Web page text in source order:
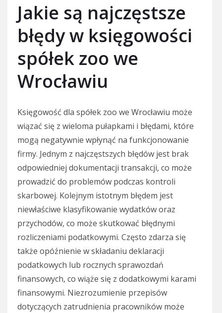
Jakie są najczęstsze
błędy w księgowości
spółek zoo we
Wrocławiu
Księgowość dla spółek zoo we Wrocławiu może
wiązać się z wieloma pułapkami i błędami, które
mogą negatywnie wpłynąć na funkcjonowanie
firmy. Jednym z najczęstszych błędów jest brak
odpowiedniej dokumentacji transakcji, co może
prowadzić do problemów podczas kontroli
skarbowej. Kolejnym istotnym błędem jest
niewłaściwe klasyfikowanie wydatków oraz
przychodów, co może skutkować błędnymi
rozliczeniami podatkowymi. Często zdarza się
także opóźnienie w składaniu deklaracji
podatkowych lub rocznych sprawozdań
finansowych, co wiąże się z dodatkowymi karami
finansowymi. Niezrozumienie przepisów
dotyczących zatrudnienia pracowników może